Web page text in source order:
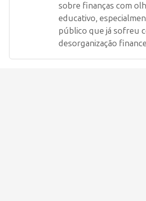
sobre finanças com
educativo,
público que já sofreu
desorganização